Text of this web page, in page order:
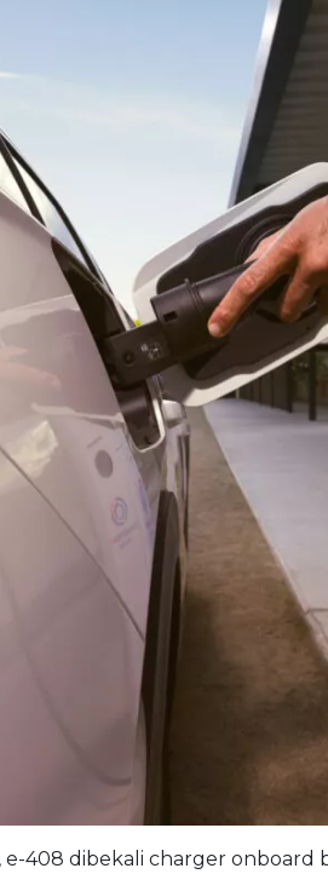
408 dibekali charger onboard